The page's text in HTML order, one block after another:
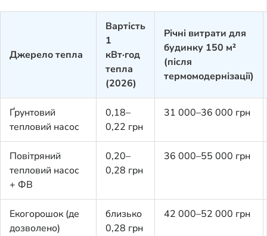
Джерело тепла
Вартість
1
кВт·год
тепла
(2026)
Річні витрати для
будинку 150 м²
(після
термомодернізації)
Ґрунтовий
тепловий насос
0,18–
0,22 грн
31 000–36 000 грн
Повітряний
тепловий насос
+ ФВ
0,20–
0,28 грн
36 000–55 000 грн
Екогорошок (де
дозволено)
близько
0,28 грн
42 000–52 000 грн